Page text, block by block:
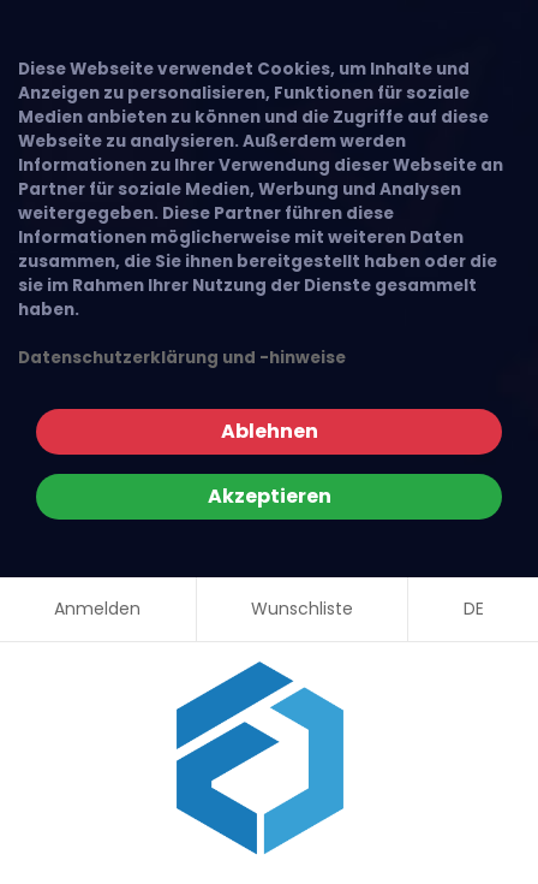
Diese Webseite verwendet Cookies, um Inhalte und
Anzeigen zu personalisieren, Funktionen für soziale
Medien anbieten zu können und die Zugriffe auf diese
Webseite zu analysieren. Außerdem werden
Informationen zu Ihrer Verwendung dieser Webseite an
Partner für soziale Medien, Werbung und Analysen
weitergegeben. Diese Partner führen diese
Informationen möglicherweise mit weiteren Daten
zusammen, die Sie ihnen bereitgestellt haben oder die
sie im Rahmen Ihrer Nutzung der Dienste gesammelt
haben.
Datenschutzerklärung und -hinweise
Ablehnen
Akzeptieren
Anmelden Wunschliste DE